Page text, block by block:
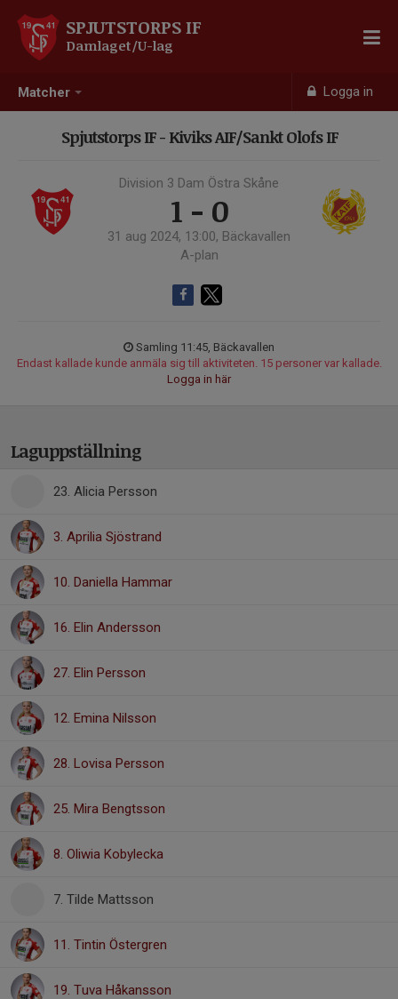
Matcher Logga in
SPJUTSTORPS IF
Damlaget/U-lag
Spjutstorps IF - Kiviks AIF/Sankt Olofs IF
Division 3 Dam Östra Skåne
1 - 0
31 aug 2024, 13:00, Bäckavallen
A-plan
Samling 11:45, Bäckavallen
Endast kallade kunde anmäla sig till aktiviteten. 15 personer var kallade.
Logga in här
Laguppställning
23. Alicia Persson
3. Aprilia Sjöstrand
10. Daniella Hammar
16. Elin Andersson
27. Elin Persson
12. Emina Nilsson
28. Lovisa Persson
25. Mira Bengtsson
8. Oliwia Kobylecka
7. Tilde Mattsson
11. Tintin Östergren
19. Tuva Håkansson